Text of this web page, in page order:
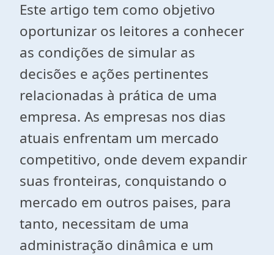
Este artigo tem como objetivo
oportunizar os leitores a conhecer
as condições de simular as
decisões e ações pertinentes
relacionadas à prática de uma
empresa. As empresas nos dias
atuais enfrentam um mercado
competitivo, onde devem expandir
suas fronteiras, conquistando o
mercado em outros paises, para
tanto, necessitam de uma
administração dinâmica e um